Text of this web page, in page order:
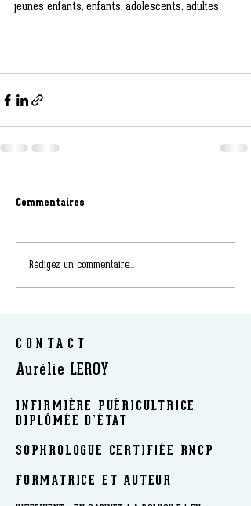
jeunes enfants, enfants, adolescents, adultes
Commentaires
Rédigez un commentaire...
CONTACT
Aurélie LEROY
INFIRMIÈRE PUÉRICULTRICE
DIPLÔMÉE D’ÉTAT
SOPHROLOGUE CERTIFIÉE RNCP
FORMATRICE ET AUTEUR